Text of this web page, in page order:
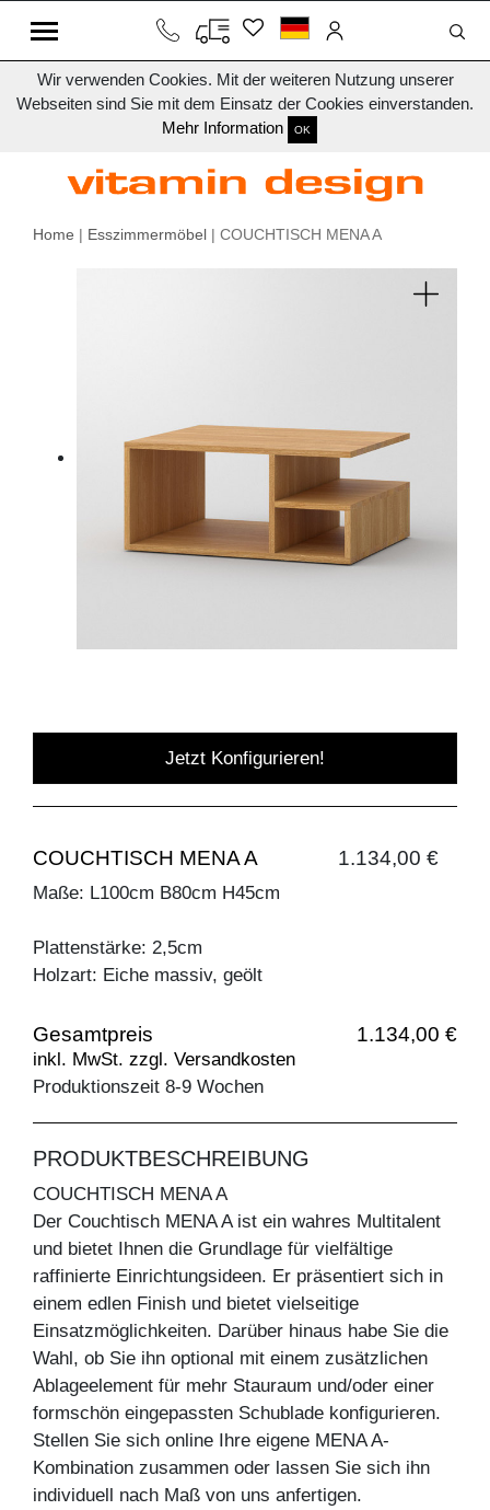
Wir verwenden Cookies. Mit der weiteren Nutzung unserer
Webseiten sind Sie mit dem Einsatz der Cookies einverstanden.
Mehr Information
OK
Home | Esszimmermöbel | COUCHTISCH MENA A
Jetzt Konfigurieren!
COUCHTISCH MENA A 1.134,00 €
Maße: L100cm B80cm H45cm
Plattenstärke: 2,5cm
Holzart: Eiche massiv, geölt
Gesamtpreis 1.134,00 €
inkl. MwSt. zzgl. Versandkosten
Produktionszeit 8-9 Wochen
PRODUKTBESCHREIBUNG
COUCHTISCH MENA A
Der Couchtisch MENA A ist ein wahres Multitalent
und bietet Ihnen die Grundlage für vielfältige
raffinierte Einrichtungsideen. Er präsentiert sich in
einem edlen Finish und bietet vielseitige
Einsatzmöglichkeiten. Darüber hinaus habe Sie die
Wahl, ob Sie ihn optional mit einem zusätzlichen
Ablageelement für mehr Stauraum und/oder einer
formschön eingepassten Schublade konfigurieren.
Stellen Sie sich online Ihre eigene MENA A-
Kombination zusammen oder lassen Sie sich ihn
individuell nach Maß von uns anfertigen.